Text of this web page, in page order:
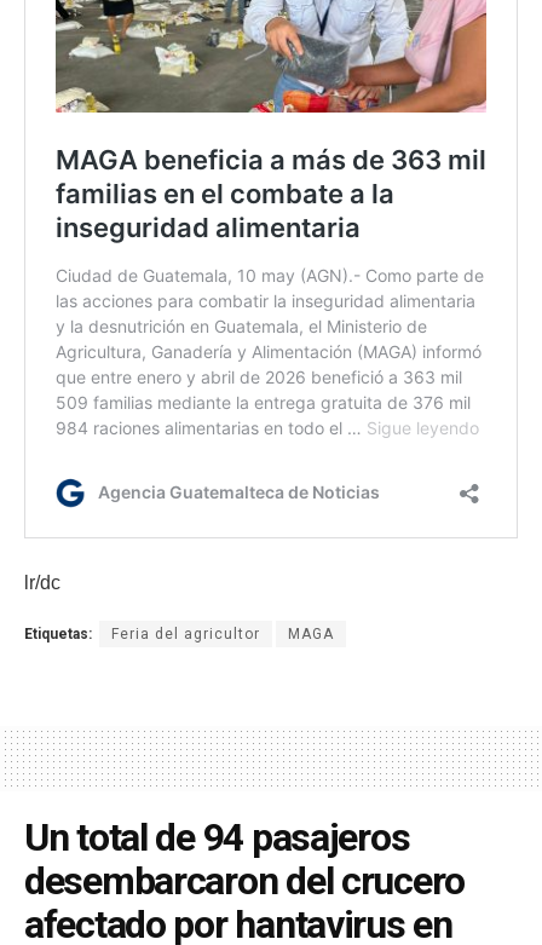
lr/dc
Etiquetas: Feria del agricultor MAGA
Un total de 94 pasajeros
desembarcaron del crucero
afectado por hantavirus en